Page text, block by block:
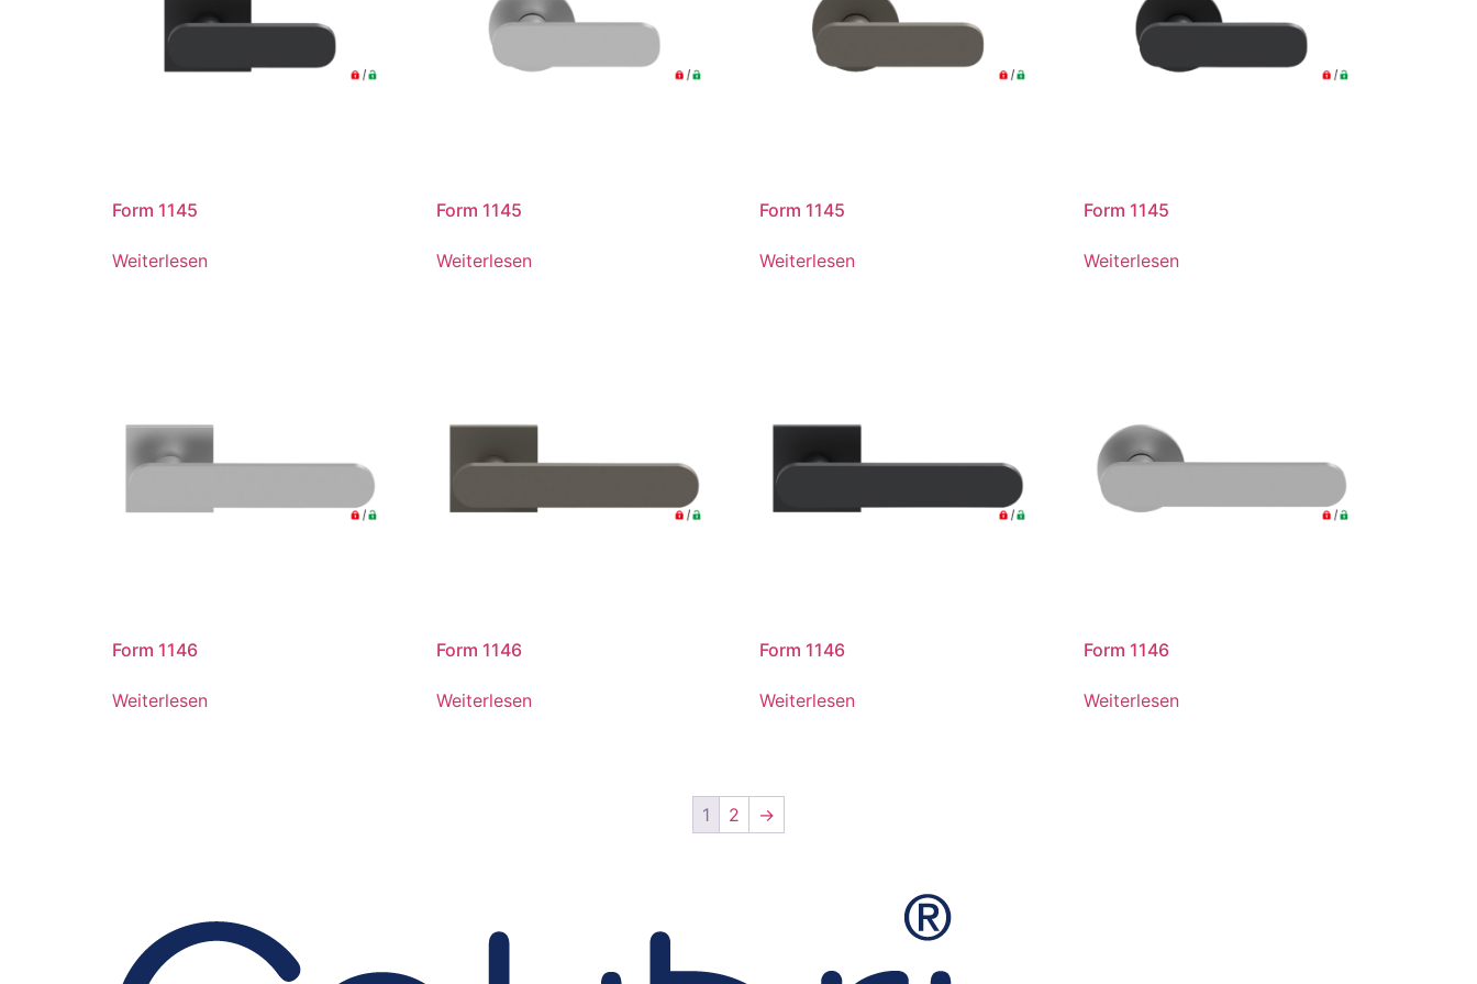
Form 1145
Weiterlesen
Form 1145
Weiterlesen
Form 1145
Weiterlesen
Form 1145
Weiterlesen
Form 1146
Weiterlesen
Form 1146
Weiterlesen
Form 1146
Weiterlesen
Form 1146
Weiterlesen
1 2 →